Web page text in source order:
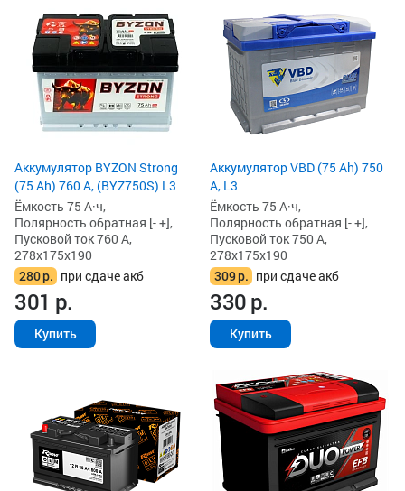
Аккумулятор BYZON Strong
(75 Ah) 760 А, (BYZ750S) L3
Ёмкость 75 А·ч,
Полярность обратная [- +],
Пусковой ток 760 А,
278x175x190
280р. при сдаче акб
301 р.
Купить
Аккумулятор VBD (75 Ah) 750
А, L3
Ёмкость 75 А·ч,
Полярность обратная [- +],
Пусковой ток 750 А,
278x175x190
309р. при сдаче акб
330р.
Купить